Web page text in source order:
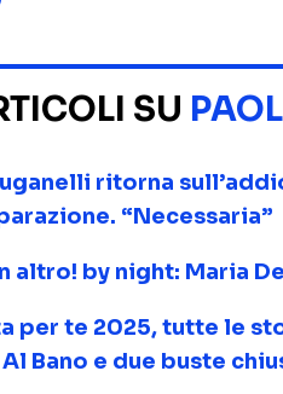
SU
ritorna
“Necessaria”
altro! by night: Maria
per te 2025, tutte le
Bano e due buste